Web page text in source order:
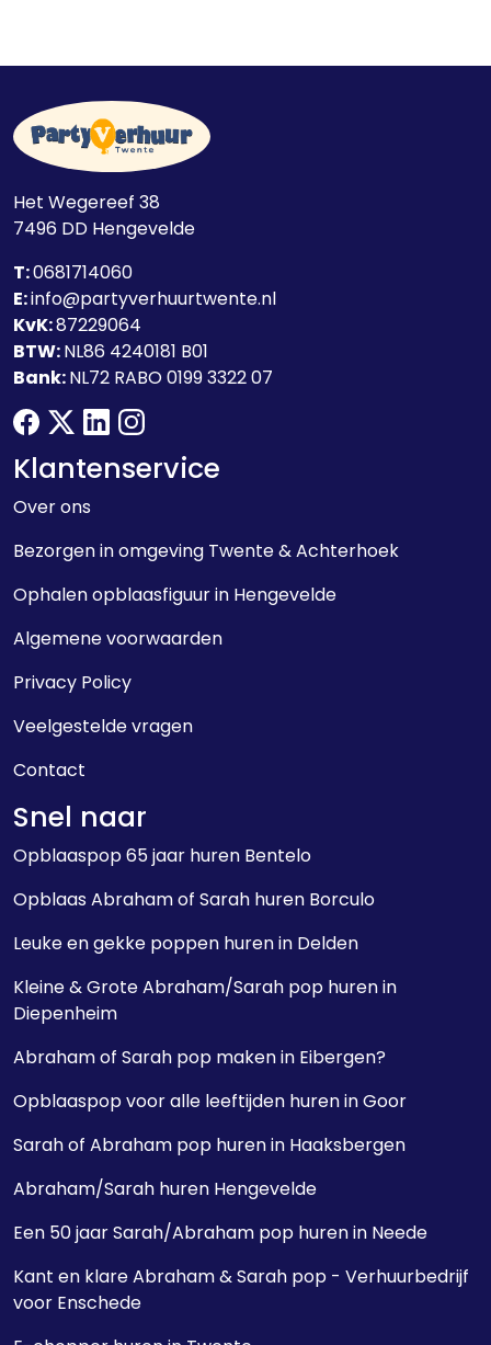
Klantenservice
Over ons
Bezorgen in omgeving Twente & Achterhoek
Ophalen opblaasfiguur in Hengevelde
Algemene voorwaarden
Privacy Policy
Veelgestelde vragen
Contact
Snel naar
Opblaaspop 65 jaar huren Bentelo
Opblaas Abraham of Sarah huren Borculo
Leuke en gekke poppen huren in Delden
Kleine & Grote Abraham/Sarah pop huren in
Diepenheim
Abraham of Sarah pop maken in Eibergen?
Opblaaspop voor alle leeftijden huren in Goor
Sarah of Abraham pop huren in Haaksbergen
Abraham/Sarah huren Hengevelde
Een 50 jaar Sarah/Abraham pop huren in Neede
Kant en klare Abraham & Sarah pop - Verhuurbedrijf
voor Enschede
Het Wegereef 38
7496 DD Hengevelde
T:0681714060
E:info@partyverhuurtwente.nl
KvK:87229064
BTW:NL86 4240181 B01
Bank:NL72 RABO 0199 3322 07
facebook
twitterlinkedininstagram